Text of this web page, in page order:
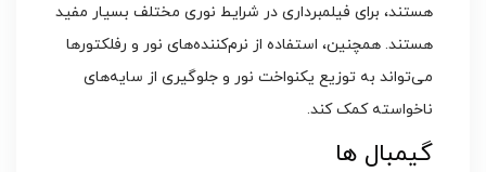
هستند، برای فیلمبرداری در شرایط نوری مختلف بسیار مفید
هستند. همچنین، استفاده از نرم‌کننده‌های نور و رفلکتورها
می‌تواند به توزیع یکنواخت نور و جلوگیری از سایه‌های
ناخواسته کمک کند.
گیمبال ‌ها